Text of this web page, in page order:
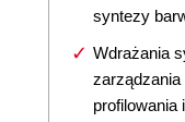
syntezy
Wdrażania
profilowania